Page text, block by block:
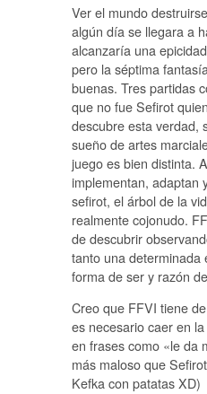
Ver el mundo
algún día se llegara a
alcanzaría una
pero la séptima
buenas. Tres partidas
que no fue Sefirot
descubre esta verdad,
sueño de artes
juego es bien distinta.
implementan, adaptan
sefirot, el árbol de la
realmente cojonudo.
de descubrir
tanto una determinada
forma de ser y razón
Creo que FFVI tiene
es necesario caer en
en frases como «le da
más maloso que
Kefka con patatas XD)